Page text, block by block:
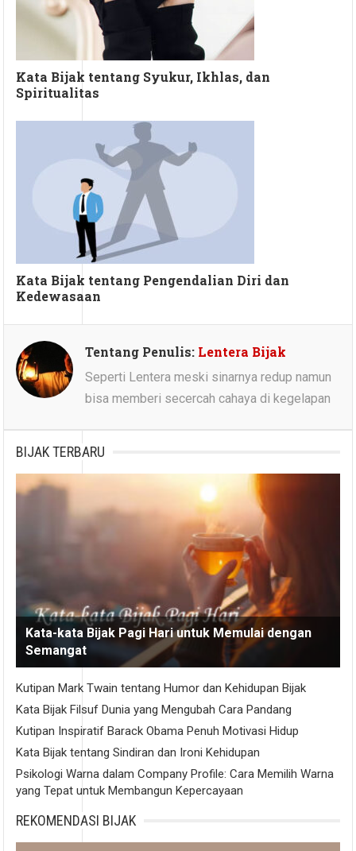
Kata Bijak tentang Syukur, Ikhlas, dan
Spiritualitas
Kata Bijak tentang Pengendalian Diri dan
Kedewasaan
Tentang Penulis: Lentera Bijak
Seperti Lentera meski sinarnya redup namun
bisa memberi secercah cahaya di kegelapan
BIJAK TERBARU
Kata-kata Bijak Pagi Hari untuk Memulai dengan
Semangat
Kutipan Mark Twain tentang Humor dan Kehidupan Bijak
Kata Bijak Filsuf Dunia yang Mengubah Cara Pandang
Kutipan Inspiratif Barack Obama Penuh Motivasi Hidup
Kata Bijak tentang Sindiran dan Ironi Kehidupan
Psikologi Warna dalam Company Profile: Cara Memilih Warna
yang Tepat untuk Membangun Kepercayaan
REKOMENDASI BIJAK